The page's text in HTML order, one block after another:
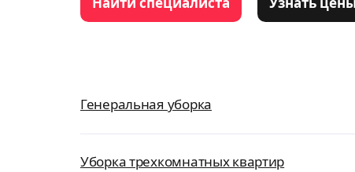
Генеральная уборка
Уборка трехкомнатных квартир